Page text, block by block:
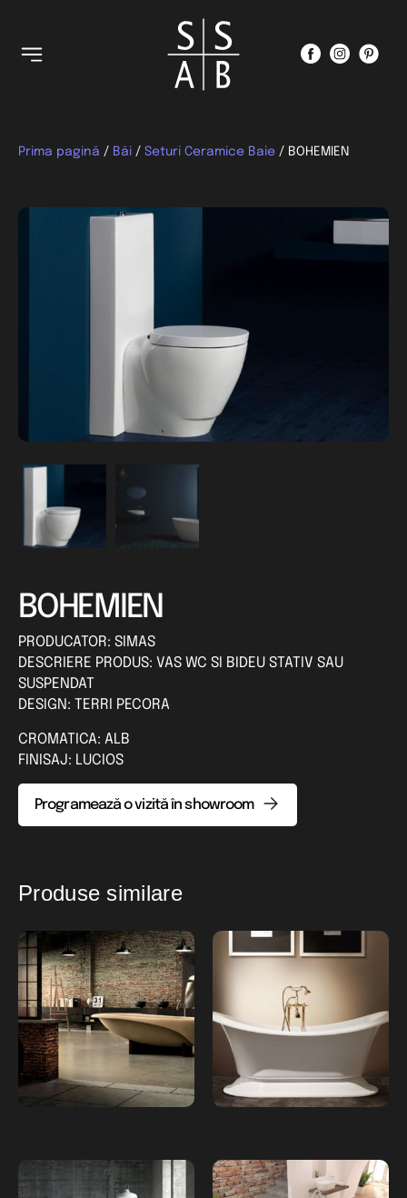
Prima pagină / Băi / Seturi Ceramice Baie / BOHEMIEN
BOHEMIEN
PRODUCATOR: SIMAS
DESCRIERE PRODUS: VAS WC SI BIDEU STATIV SAU
SUSPENDAT
DESIGN: TERRI PECORA
CROMATICA: ALB
FINISAJ: LUCIOS
Programează o vizită în showroom
Produse similare